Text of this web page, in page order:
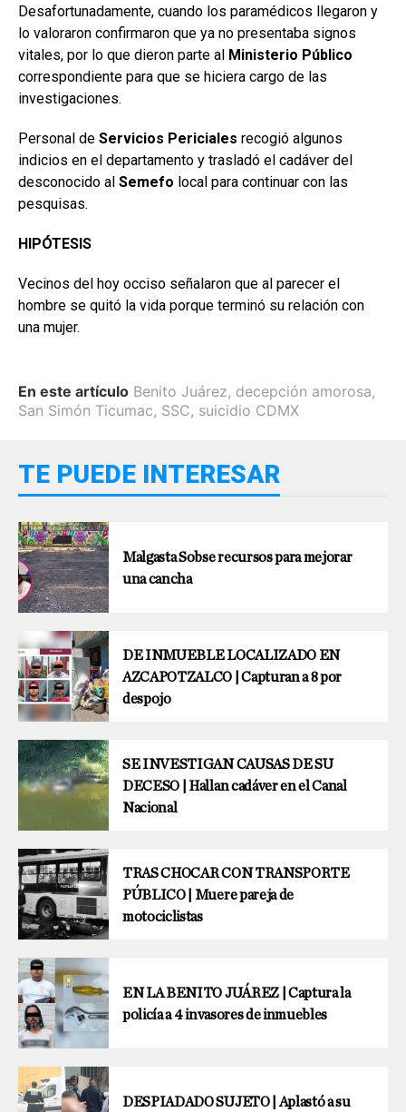
Desafortunadamente, cuando los paramédicos llegaron y
lo valoraron confirmaron que ya no presentaba signos
vitales, por lo que dieron parte al Ministerio Público
correspondiente para que se hiciera cargo de las
investigaciones.
Personal de Servicios Periciales recogió algunos
indicios en el departamento y trasladó el cadáver del
desconocido al Semefo local para continuar con las
pesquisas.
HIPÓTESIS
Vecinos del hoy occiso señalaron que al parecer el
hombre se quitó la vida porque terminó su relación con
una mujer.
En este artículo Benito Juárez, decepción amorosa,
San Simón Ticumac, SSC, suicidio CDMX
TE PUEDE INTERESAR
Malgasta Sobse recursos para mejorar
una cancha
DE INMUEBLE LOCALIZADO EN
AZCAPOTZALCO | Capturan a 8 por
despojo
SE INVESTIGAN CAUSAS DE SU
DECESO | Hallan cadáver en el Canal
Nacional
TRAS CHOCAR CON TRANSPORTE
PÚBLICO | Muere pareja de
motociclistas
EN LA BENITO JUÁREZ | Captura la
policía a 4 invasores de inmuebles
DESPIADADO SUJETO | Aplastó a su